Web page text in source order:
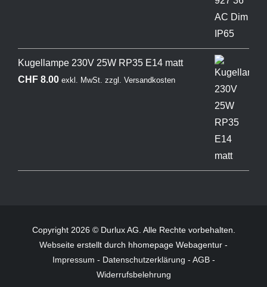
Kugellampe 230V 25W RP35 E14 matt
CHF8.00 exkl. MwSt. zzgl. Versandkosten
Copyright 2026 © Durlux AG. Alle Rechte vorbehalten.
Webseite erstellt durch hhomepage Webagentur -
Impressum - Datenschutzerklärung - AGB-
Widerrufsbelehrung